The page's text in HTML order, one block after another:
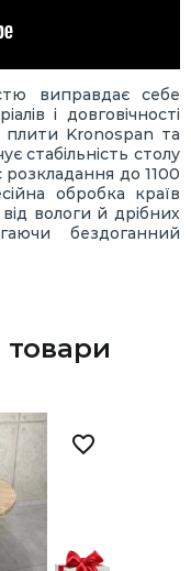
виправдає себе
і довговічності
плити Kronospan та
стабільність столу
розкладання до 1100
обробка країв
вологи й дрібних
бездоганний
товари